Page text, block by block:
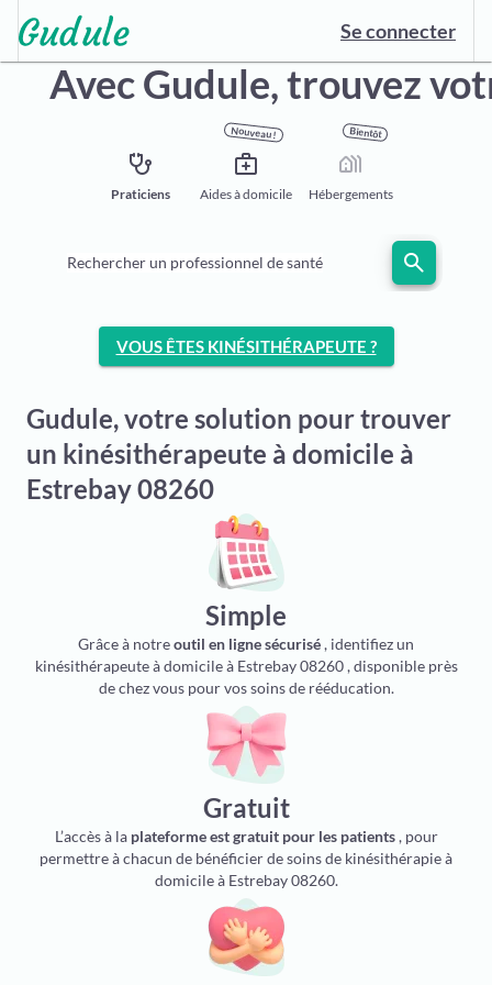
Se connecter
Avec Gudule,trouvez
stethoscope
Praticiens
Nouveau !
medical_services
Aides à domicile
Bientôt
holiday_village
Hébergements
Rechercher un professionnel de santé search
VOUS ÊTES KINÉSITHÉRAPEUTE ?
Gudule, votre solution pour trouver
un kinésithérapeute à domicile à
Estrebay 08260
Simple
Grâce à notreoutil en ligne sécurisé, identifiez un
kinésithérapeute à domicile à Estrebay 08260 , disponible près
de chez vous pour vos soins de rééducation.
Gratuit
L’accès à la plateforme est gratuit pour les patients, pour
permettre à chacun de bénéficier de soins de kinésithérapie à
domicile à Estrebay 08260.